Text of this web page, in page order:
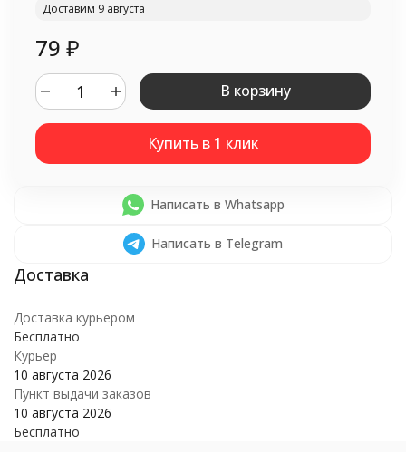
Доставим 9 августа
79 ₽
В корзину
Написать в Whatsapp
Написать в Telegram
Доставка курьером
Бесплатно
Курьер
10 августа 2026
Пункт выдачи заказов
10 августа 2026
Бесплатно